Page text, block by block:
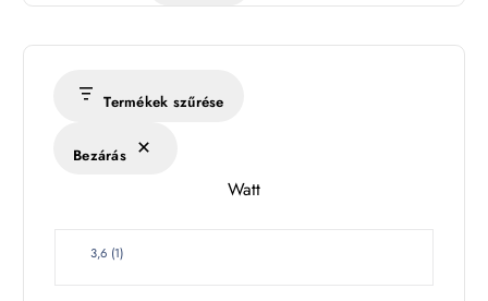
Termékek szűrése
Bezárás
Watt
W3,6 (1)